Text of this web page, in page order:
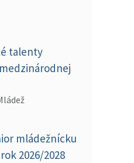
talenty
mládežnícku
2026/2028